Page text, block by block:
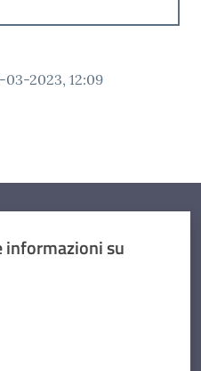
03-2023, 12:09
informazioni su